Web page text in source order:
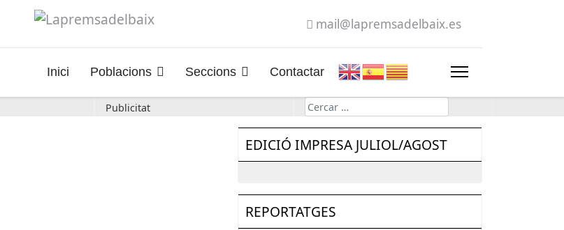
mail@lapremsadelbaix.es
Inici Poblacions Seccions Contactar
Publicitat Cerca
EDICIÓ IMPRESA JULIOL/AGOST
REPORTATGES